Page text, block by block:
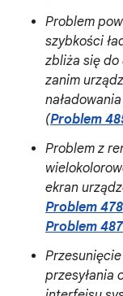
Problem
szybkości
zbliża się do
zanim
(Problem
Problem z
ekran
Problem
Problem
przesyłania